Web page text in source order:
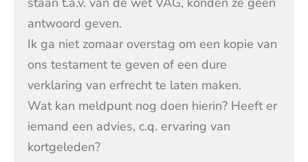
antwoord geven.
Ik ga niet zomaar overstag om een kopie van
ons testament te geven of een dure
verklaring van erfrecht te laten maken.
Wat kan meldpunt nog doen hierin? Heeft er
iemand een advies, c.q. ervaring van
kortgeleden?